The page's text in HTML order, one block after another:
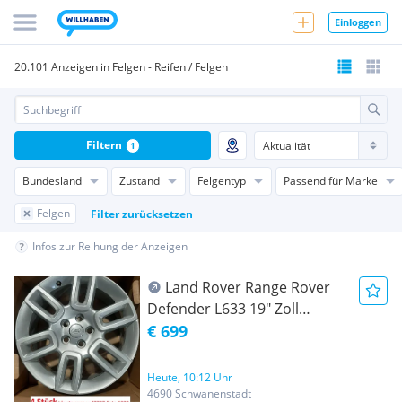
Einloggen
20.101 Anzeigen in Felgen - Reifen / Felgen
Bundesland Zustand Felgentyp Passend für Marke
Felgen Filter zurücksetzen
Filtern 1
Infos zur Reihung der Anzeigen
Land Rover Range Rover
Defender L633 19" Zoll
Alufelgen Original LR129108
€ 699
Heute, 10:12 Uhr
4690 Schwanenstadt